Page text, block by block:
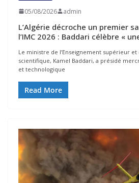
05/08/2026 admin
L’Algérie décroche un premier
l’IMC 2026 : Baddari célèbre «
Le ministre de l’Enseignement supérieur et
scientifique, Kamel Baddari, a présidé
et technologique
Read More